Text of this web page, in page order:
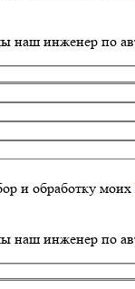
наш инженер по
и обработку моих
наш инженер по